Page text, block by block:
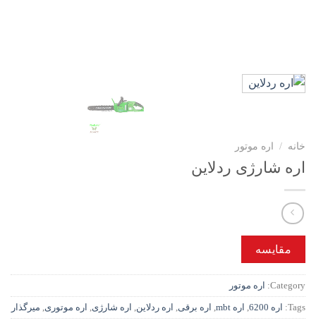
خانه / اره موتور
اره شارژی ردلاین
مقایسه
Category: اره موتور
Tags: اره 6200 , اره mbt , اره برقی, اره ردلاین, اره شارژی, اره موتوری, میرگذار